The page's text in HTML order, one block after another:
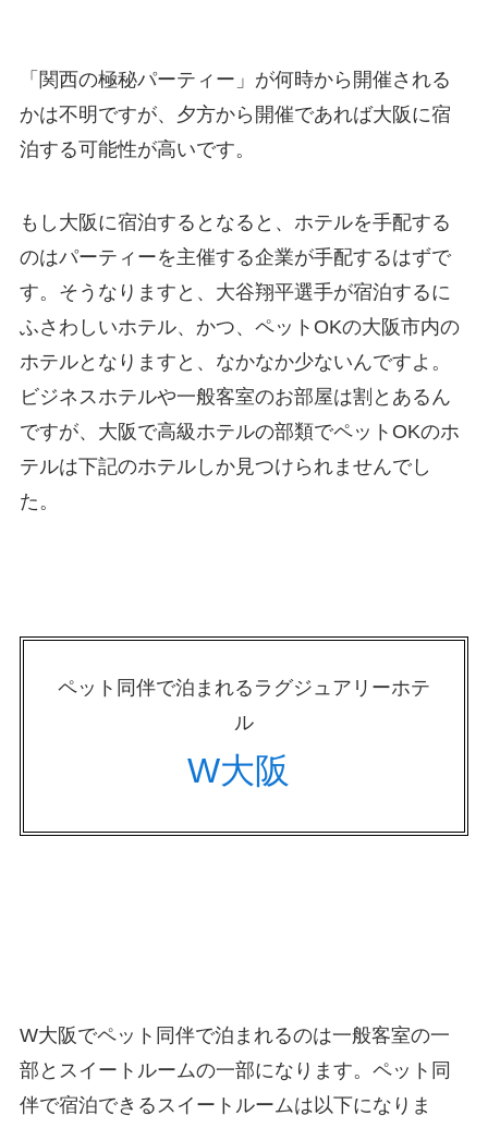
「関西の極秘パーティー」が何時から開催される
かは不明ですが、夕方から開催であれば大阪に宿
泊する可能性が高いです。
もし大阪に宿泊するとなると、ホテルを手配する
のはパーティーを主催する企業が手配するはずで
す。そうなりますと、大谷翔平選手が宿泊するに
ふさわしいホテル、かつ、ペットOKの大阪市内の
ホテルとなりますと、なかなか少ないんですよ。
ビジネスホテルや一般客室のお部屋は割とあるん
ですが、大阪で高級ホテルの部類でペットOKのホ
テルは下記のホテルしか見つけられませんでし
た。
ペット同伴で泊まれるラグジュアリーホテ
ル
W大阪
W大阪でペット同伴で泊まれるのは一般客室の一
部とスイートルームの一部になります。ペット同
伴で宿泊できるスイートルームは以下になりま